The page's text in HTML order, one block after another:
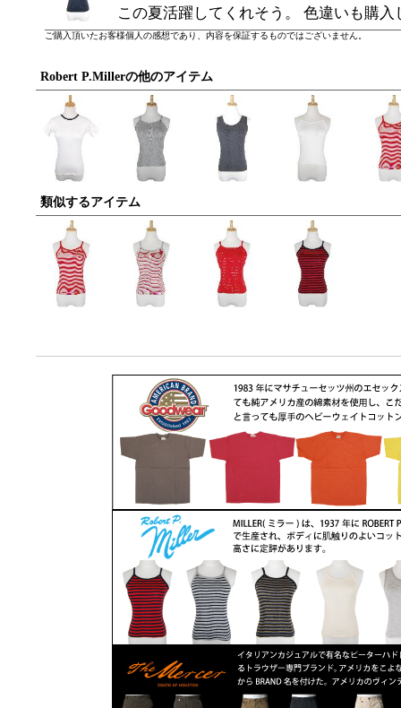
この夏活躍してくれそう。 色違いも購
ご購入頂いたお客様個人の感想であり、内容を保証するものではございません。
Robert P.Millerの他のアイテム
類似するアイテム